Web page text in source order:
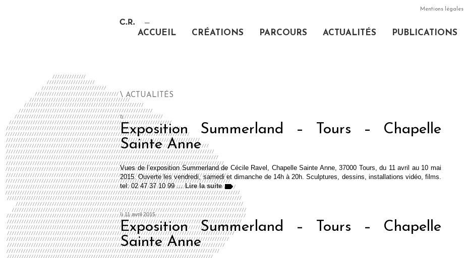
Mentions légales
ACCUEIL CRÉATIONS PARCOURS ACTUALITÉS PUBLICATIONS
\ ACTUALITÉS
\\
Exposition Summerland – Tours – Chapelle
Sainte Anne
Vues de l’exposition Summerland de Cécile Ravel, Chapelle Sainte Anne, 37000 Tours, du 11 avril au 10 mai
2015. Ouverte les vendredi, samedi et dimanche de 14h à 20h. Sculptures, dessins, installations vidéo, films.
tel: 02 47 37 10 99 …Lire la suite
\\ 11 avril 2015
Exposition Summerland – Tours – Chapelle
Sainte Anne